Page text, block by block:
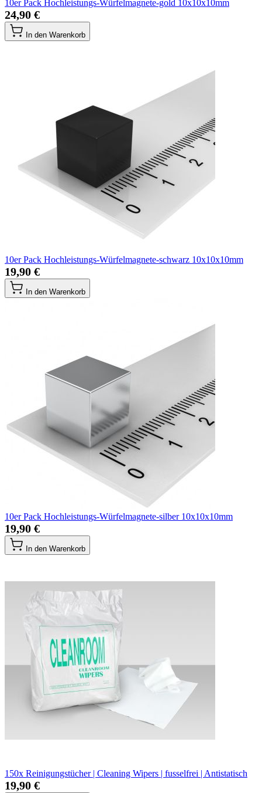
10er Pack Hochleistungs-Würfelmagnete-gold 10x10x10mm
24,90 €
In den Warenkorb
10er Pack Hochleistungs-Würfelmagnete-schwarz 10x10x10mm
19,90 €
In den Warenkorb
10er Pack Hochleistungs-Würfelmagnete-silber 10x10x10mm
19,90 €
In den Warenkorb
150x Reinigungstücher | Cleaning Wipers | fusselfrei | Antistatisch
19,90 €